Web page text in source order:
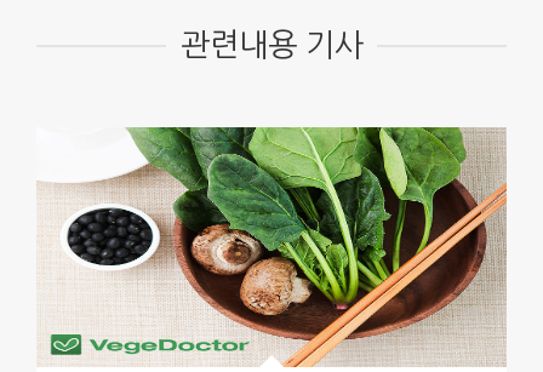
관련내용 기사